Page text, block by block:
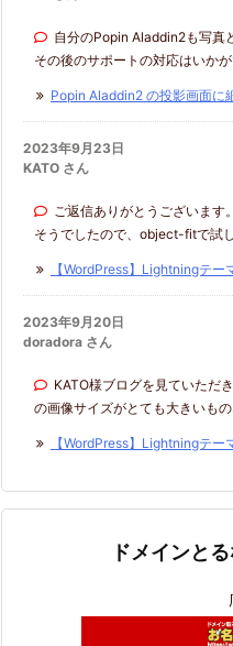
自分のPopin Aladdin2も写真
その後のサポートの対応はいか
Popin Aladdin2 の投影画面に
2023年9月23日
KATO さん
ご返信ありがとうございます
そうでしたので、object-fitで試
【WordPress】Lightningテー
2023年9月20日
doradora さん
KATO様ブログを見ていただ
の画像サイズがとても大きいも
【WordPress】Lightningテー
ドメインと